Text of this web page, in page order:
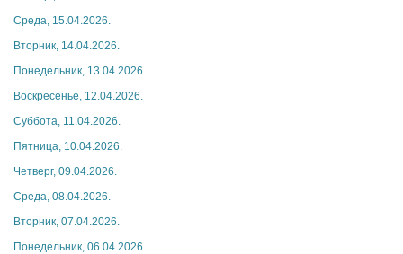
Среда, 15.04.2026.
Вторник, 14.04.2026.
Понедельник, 13.04.2026.
Воскресенье, 12.04.2026.
Суббота, 11.04.2026.
Пятница, 10.04.2026.
Четверг, 09.04.2026.
Среда, 08.04.2026.
Вторник, 07.04.2026.
Понедельник, 06.04.2026.